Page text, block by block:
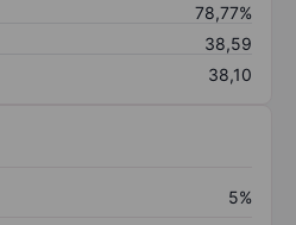
78,77%
38,59
38,10
5%